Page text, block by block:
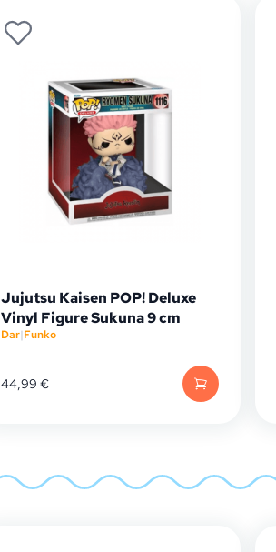
Jujutsu Kaisen POP! Deluxe
Vinyl Figure Sukuna 9 cm
Dar|Funko
44,99 €